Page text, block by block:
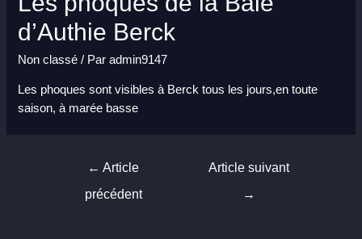
d’Authie Berck
Non classé / Paradmin9147
Les phoques sont visibles à Berck tous les jours,en toute
saison, à marée basse
← Article
précédent
Article suivant
→